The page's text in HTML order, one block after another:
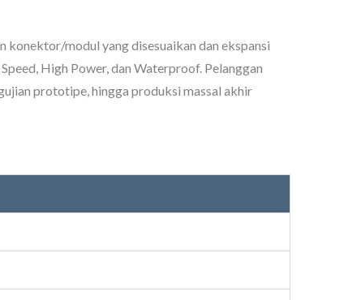
konektor/modul yang disesuaikan dan ekspansi
High Power, dan Waterproof. Pelanggan
prototipe, hingga produksi massal akhir